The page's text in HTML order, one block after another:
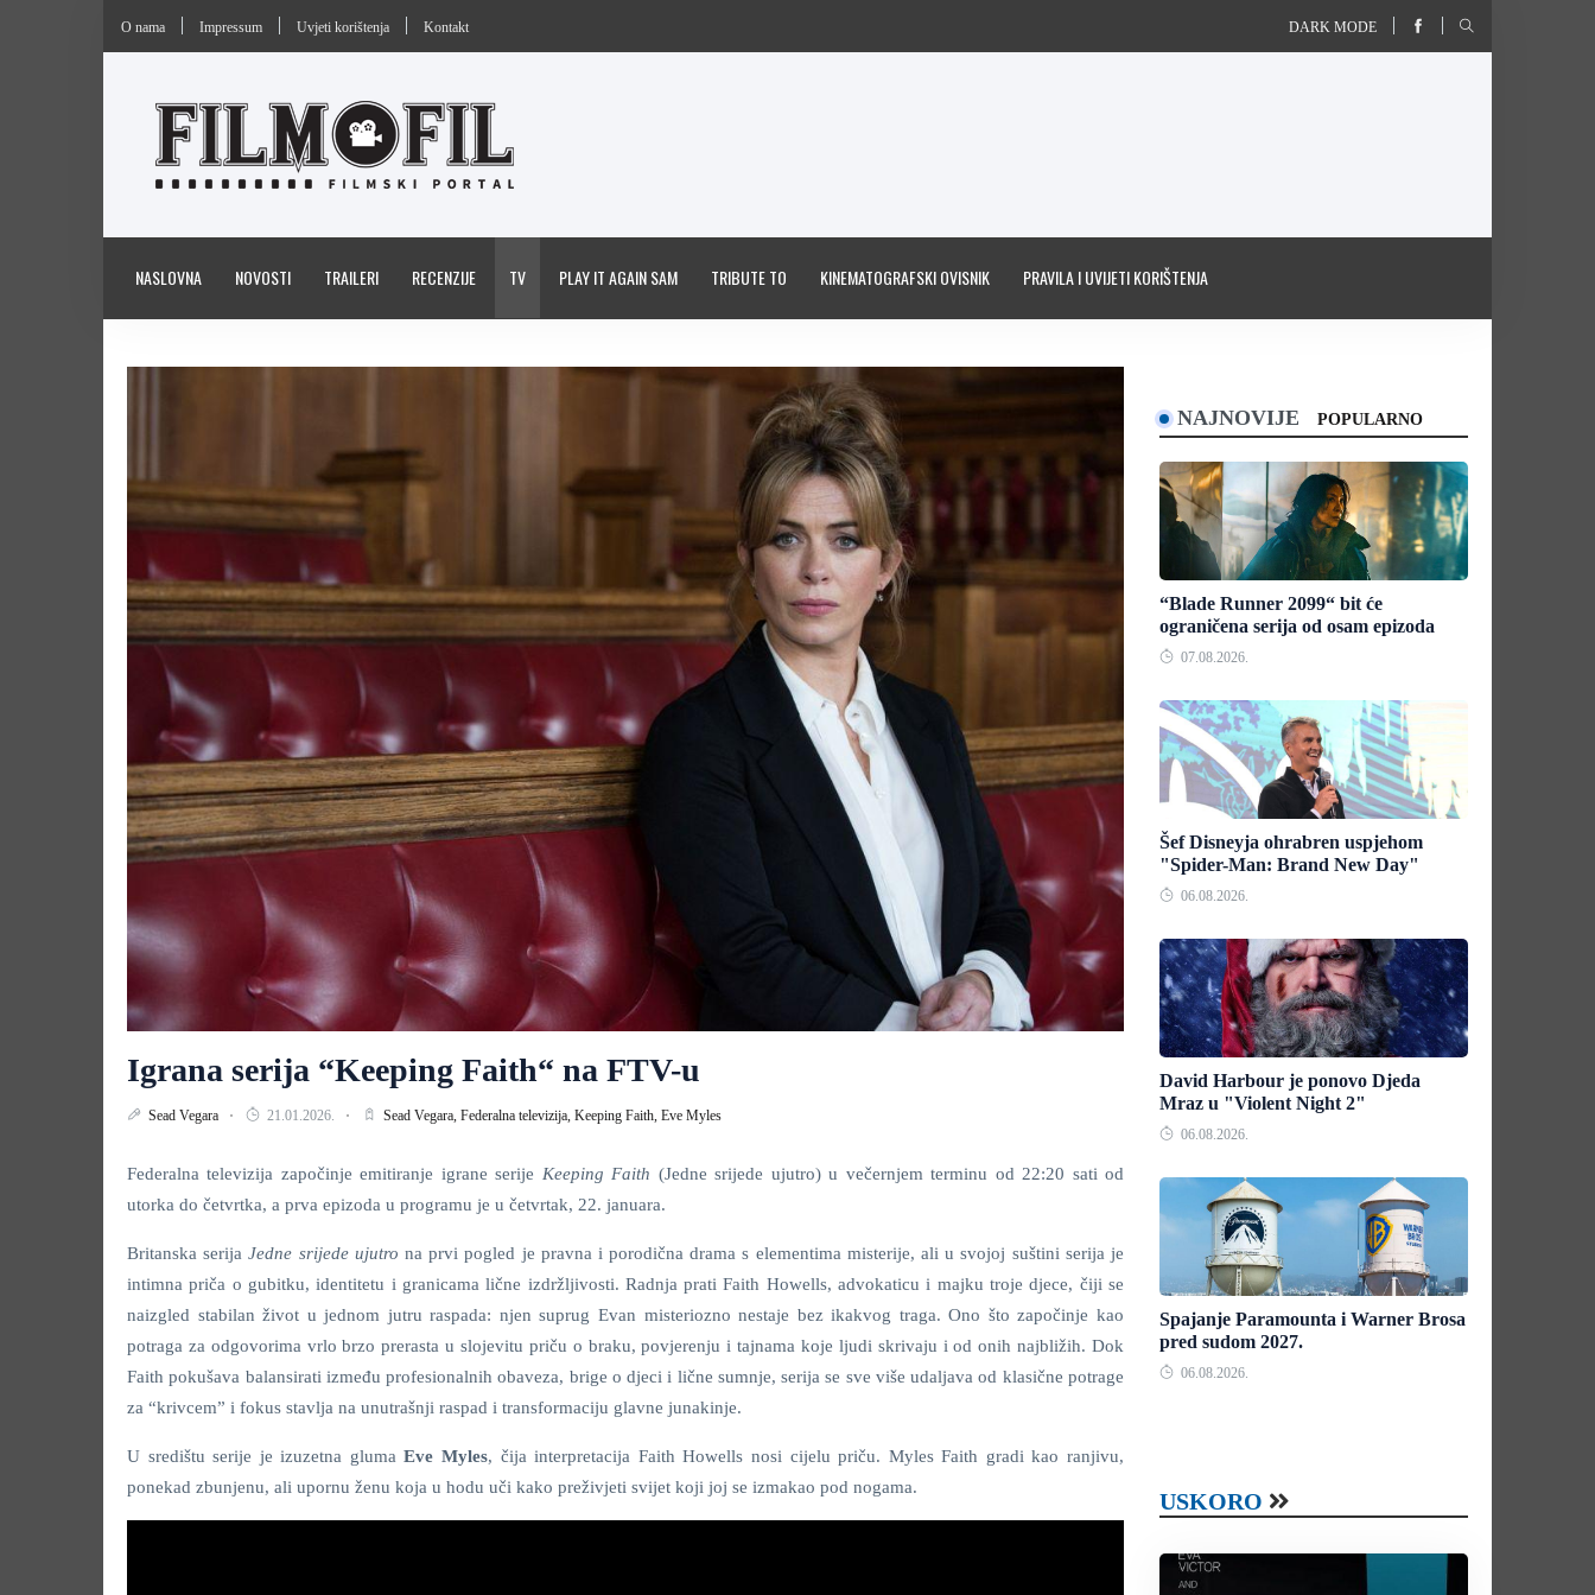
O nama Impressum Uvjeti korištenja Kontakt DARK MODE
NASLOVNA NOVOSTI TRAILERI RECENZIJE TV PLAY IT AGAIN SAM TRIBUTE TO KINEMATOGRAFSKI OVISNIK PRAVILA I UVIJETI KORIŠTENJA
Igrana serija “Keeping Faith“ na FTV-u
Sead Vegara 21.01.2026. Sead Vegara, Federalna televizija, Keeping Faith, Eve Myles
Federalna televizija započinje emitiranje igrane serije Keeping Faith (Jedne srijede ujutro) u večernjem terminu od 22:20 sati od
utorka do četvrtka, a prva epizoda u programu je u četvrtak, 22. januara.
Britanska serijaJedne srijede ujutro na prvi pogled je pravna i porodična drama s elementima misterije, ali u svojoj suštini serija je
intimna priča o gubitku, identitetu i granicama lične izdržljivosti. Radnja prati Faith Howells, advokaticu i majku troje djece, čiji se
naizgled stabilan život u jednom jutru raspada: njen suprug Evan misteriozno nestaje bez ikakvog traga. Ono što započinje kao
potraga za odgovorima vrlo brzo prerasta u slojevitu priču o braku, povjerenju i tajnama koje ljudi skrivaju i od onih najbližih. Dok
Faith pokušava balansirati između profesionalnih obaveza, brige o djeci i lične sumnje, serija se sve više udaljava od klasične potrage
za “krivcem” i fokus stavlja na unutrašnji raspad i transformaciju glavne junakinje.
U središtu serije je izuzetna glumaEve Myles, čija interpretacija Faith Howells nosi cijelu priču. Myles Faith gradi kao ranjivu,
ponekad zbunjenu, ali upornu ženu koja u hodu uči kako preživjeti svijet koji joj se izmakao pod nogama.
NAJNOVIJE POPULARNO
“Blade Runner 2099“ bit će
ograničena serija od osam epizoda
07.08.2026.
Šef Disneyja ohrabren uspjehom
"Spider-Man: Brand New Day"
06.08.2026.
David Harbour je ponovo Djeda
Mraz u "Violent Night 2"
06.08.2026.
Spajanje Paramounta i Warner Brosa
pred sudom 2027.
06.08.2026.
USKORO